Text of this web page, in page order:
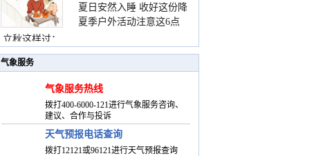
立秋这样过：
灾害 这些前兆要知道
夏日安然入睡 收好这份降
温小贴士
夏季户外活动注意这6点
气象服务
气象服务热线
拨打400-6000-121进行气象服务咨询、
建议、合作与投诉
天气预报电话查询
拨打12121或96121进行天气预报查询